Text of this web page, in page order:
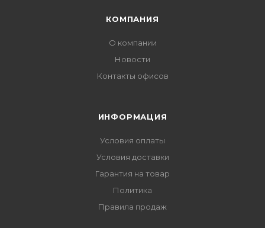
КОМПАНИЯ
О компании
Новости
Контакты офисов
ИНФОРМАЦИЯ
Условия оплаты
Условия доставки
Гарантия на товар
Политика
Правила продаж